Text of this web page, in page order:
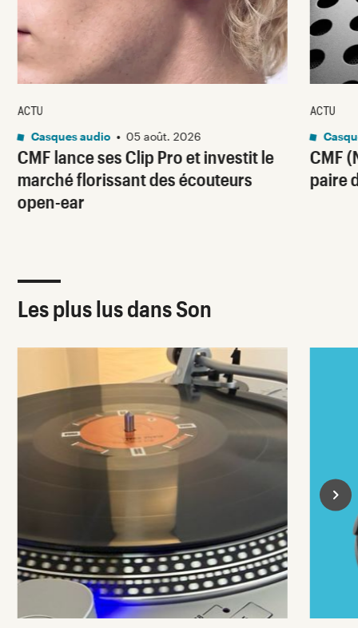
CMF lance ses Clip Pro et investit le
marché florissant des écouteurs
open-ear
ACTU
Casques audio • 05 août. 2026
CMF
paire
ACTU
Les plus lus dans Son